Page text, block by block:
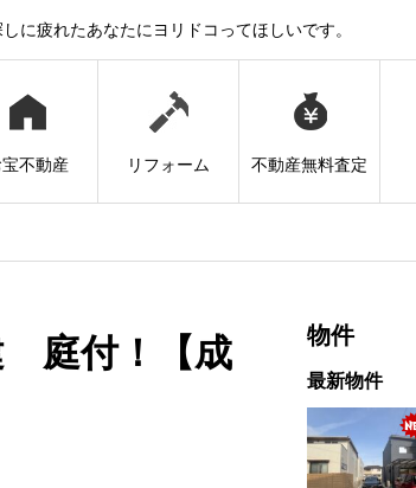
に疲れたあなたにヨリドコってほしいです。
不動産 リフォーム 不動産無料査定
庭付！【成
物件
最新物件